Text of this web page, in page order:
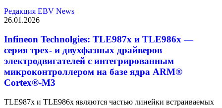
Редакция EBV News
26.01.2026
Infineon Technolgies: TLE987x и TLE986x —
серия трех- и двухфазных драйверов
электродвигателей с интегрированным
микроконтроллером на базе ядра ARM®
Cortex®-M3
TLE987x и TLE986x являются частью линейки встраиваемых